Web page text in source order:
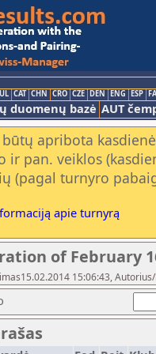
CAT CHN CRO CZE DEN ENG ESP
duomenų bazė AUT
būtų apribota
ir pan. veiklos
(pagal turnyro
apie turnyrą
of February
15:06:43,